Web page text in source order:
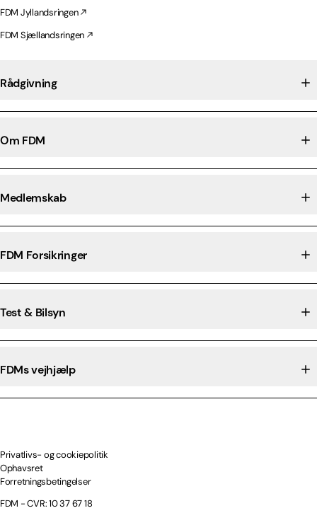
FDM Jyllandsringen
FDM Sjællandsringen
Rådgivning
Om FDM
Medlemskab
FDM Forsikringer
Test & Bilsyn
FDMs vejhjælp
Privatlivs- og cookiepolitik
Ophavsret
Forretningsbetingelser
FDM - CVR: 10 37 67 18